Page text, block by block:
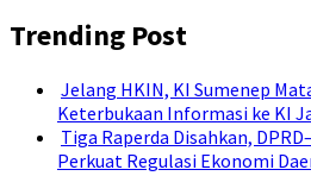
Trending Post
Jelang HKIN, KI Sumenep
Keterbukaan Informasi ke KI
Tiga Raperda Disahkan,
Perkuat Regulasi Ekonomi